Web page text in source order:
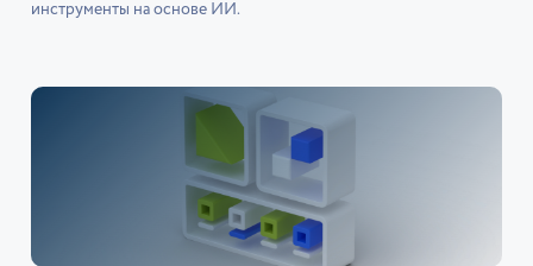
инструменты на основе ИИ.